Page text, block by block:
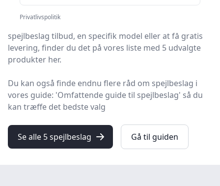
Uanset om du leder efter kvalitet, et prisvenligt
spejlbeslag tilbud, en specifik model eller at få gratis
levering, finder du det på vores liste med 5 udvalgte
produkter her.
Du kan også finde endnu flere råd om spejlbeslag i
vores guide: 'Omfattende guide til spejlbeslag' så du
kan træffe det bedste valg
Se alle 5 spejlbeslag Gå til guiden
Privatlivspolitik